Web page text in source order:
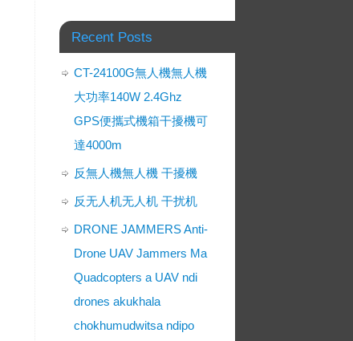
Recent Posts
CT-24100G無人機無人機
大功率140W 2.4Ghz
GPS便攜式機箱干擾機可
達4000m
反無人機無人機 干擾機
反无人机无人机 干扰机
DRONE JAMMERS Anti-
Drone UAV Jammers Ma
Quadcopters a UAV ndi
drones akukhala
chokhumudwitsa ndipo